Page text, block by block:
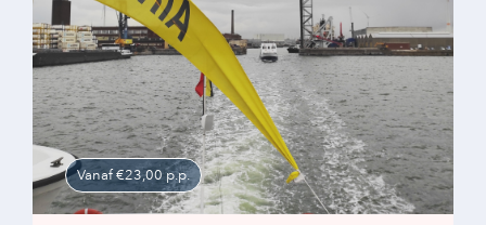
Vanaf €23,00 p.p.